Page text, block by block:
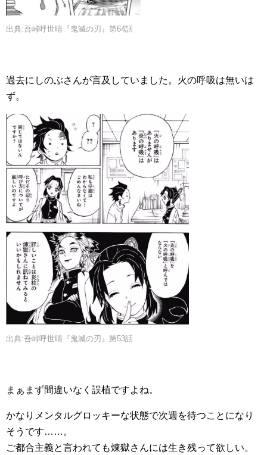
出典:吾峠呼世晴『鬼滅の刃』第64話
過去にしのぶさんが言及していました。火の呼吸は無いは
ず。
出典:吾峠呼世晴『鬼滅の刃』第53話
まぁまず間違いなく誤植ですよね。
かなりメンタルグロッキーな状態で次週を待つことになり
そうです……。
ご都合主義と言われても煉獄さんには生き残って欲しい。